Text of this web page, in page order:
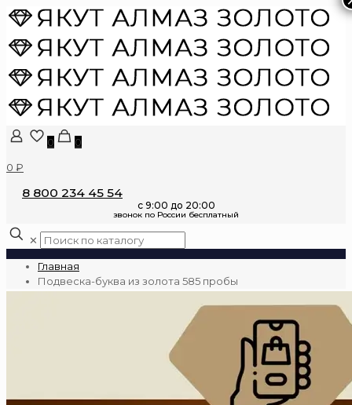
0
0
0 ₽
8 800 234 45 54
✕
Главная
Подвеска-буква из золота 585 пробы